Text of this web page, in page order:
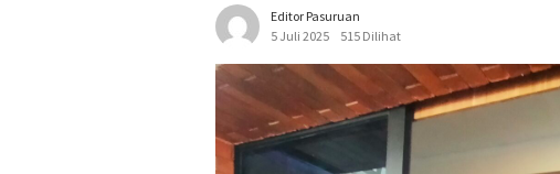
Editor Pasuruan
5 Juli 2025
515 Dilihat